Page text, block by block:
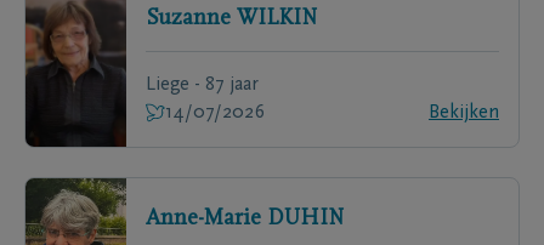
Suzanne WILKIN
Liege - 87 jaar
14/07/2026
Bekijken
Anne-Marie DUHIN